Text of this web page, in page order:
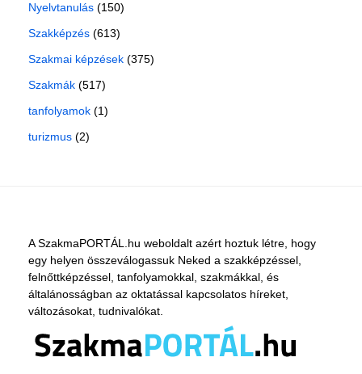
Nyelvtanulás (150)
Szakképzés (613)
Szakmai képzések (375)
Szakmák (517)
tanfolyamok (1)
turizmus (2)
A SzakmaPORTÁL.hu weboldalt azért hoztuk létre, hogy
egy helyen összeválogassuk Neked a szakképzéssel,
felnőttképzéssel, tanfolyamokkal, szakmákkal, és
általánosságban az oktatással kapcsolatos híreket,
változásokat, tudnivalókat.